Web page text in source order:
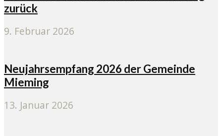
zurück
9. Februar 2026
Neujahrsempfang 2026 der Gemeinde
Mieming
13. Januar 2026